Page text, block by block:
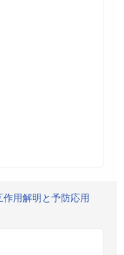
用解明と予防応用